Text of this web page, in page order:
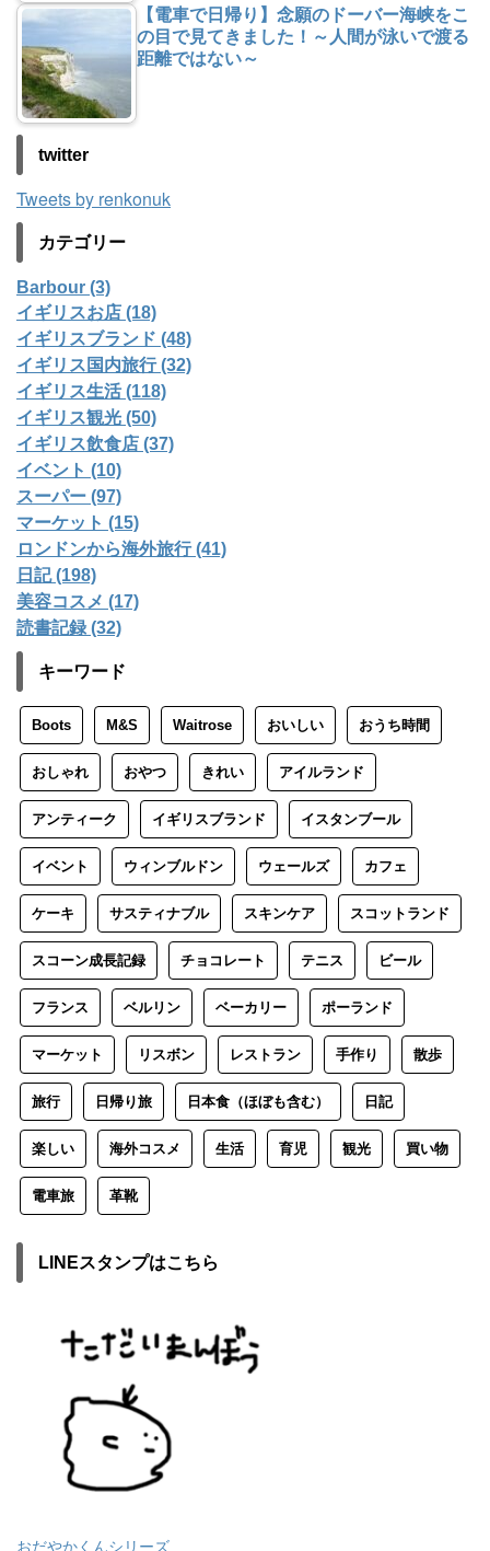
【電車で日帰り】念願のドーバー海峡をこ
の目で見てきました！～人間が泳いで渡る
距離ではない～
twitter
Tweets by renkonuk
カテゴリー
Barbour (3)
イギリスお店 (18)
イギリスブランド (48)
イギリス国内旅行 (32)
イギリス生活 (118)
イギリス観光 (50)
イギリス飲食店 (37)
イベント (10)
スーパー (97)
マーケット (15)
ロンドンから海外旅行 (41)
日記 (198)
美容コスメ (17)
読書記録 (32)
キーワード
Boots M&S Waitrose おいしい おうち時間
おしゃれ おやつ きれい アイルランド
アンティーク イギリスブランド イスタンブール
イベント ウィンブルドン ウェールズ カフェ
ケーキ サスティナブル スキンケア スコットランド
スコーン成長記録 チョコレート テニス ビール
フランス ベルリン ベーカリー ポーランド
マーケット リスボン レストラン 手作り 散歩
旅行 日帰り旅 日本食（ほぼも含む） 日記
楽しい 海外コスメ 生活 育児 観光 買い物
電車旅 革靴
LINEスタンプはこちら
おだやかくんシリーズ